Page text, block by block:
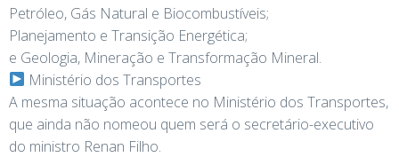
Petróleo, Gás Natural e Biocombustíveis;
Planejamento e Transição Energética;
e Geologia, Mineração e Transformação Mineral.
Ministério dos Transportes
A mesma situação acontece no Ministério dos Transportes,
que ainda não nomeou quem será o secretário-executivo
do ministro Renan Filho.